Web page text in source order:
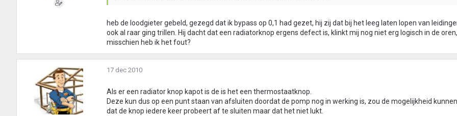
heb de loodgieter gebeld, gezegd dat ik bypass op 0,1 had gezet, hij zij dat bij het leeg laten lopen van
ook al raar ging trillen. Hij dacht dat een radiatorknop ergens defect is, klinkt mij nog niet erg logisch in de
misschien heb ik het fout?
17 dec 2010
Als er een radiator knop kapot is de is het een thermostaatknop.
Deze kun dus op een punt staan van afsluiten doordat de pomp nog in werking is, zou de mogelijkheid
dat de knop iedere keer probeert af te sluiten maar dat het niet lukt.